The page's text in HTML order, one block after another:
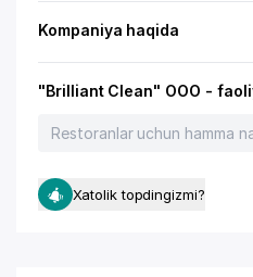
Kompaniya haqida
"Brilliant Clean" OOO -
Restoranlar uchun hamma
Xatolik topdingizmi?